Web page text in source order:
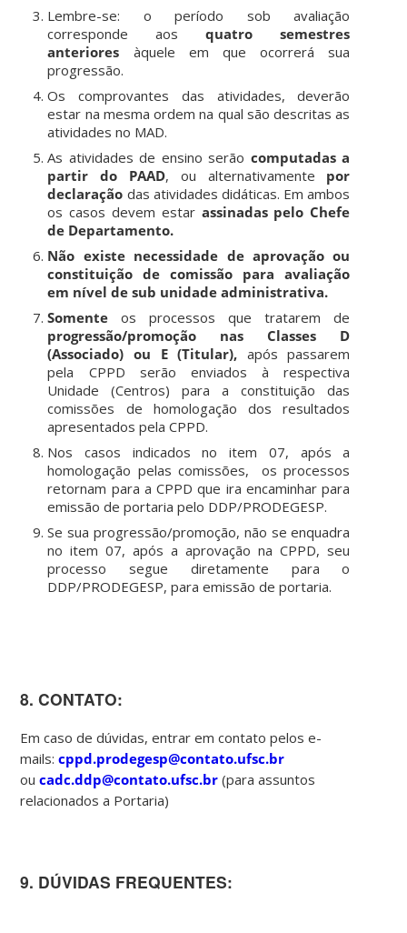
Lembre-se: o período sob avaliação
corresponde aosquatro semestres
anteriores àquele em que ocorrerá sua
progressão.
Os comprovantes das atividades, deverão
estar na mesma ordem na qual são descritas as
atividades no MAD.
As atividades de ensino serão computadas a
partir do PAAD, ou alternativamente por
declaração das atividades didáticas. Em ambos
os casos devem estar assinadas pelo Chefe
de Departamento.
Não existe necessidade de aprovação ou
constituição de comissão para avaliação
em nível de sub unidade administrativa.
Somente os processos que tratarem de
progressão/promoção nas Classes D
(Associado) ou E (Titular), após passarem
pela CPPD serão enviados à respectiva
Unidade (Centros) para a constituição das
comissões de homologação dos resultados
apresentados pela CPPD.
Nos casos indicados no item 07, após a
homologação pelas comissões, os processos
retornam para a CPPD que ira encaminhar para
emissão de portaria pelo DDP/PRODEGESP.
Se sua progressão/promoção, não se enquadra
no item 07, após a aprovação na CPPD, seu
processo segue diretamente para o
DDP/PRODEGESP, para emissão de portaria.
8. CONTATO:
Em caso de dúvidas, entrar em contato pelos e-
mails:cppd.prodegesp@contato.ufsc.br
oucadc.ddp@contato.ufsc.br(para assuntos
relacionados a Portaria)
9. DÚVIDAS FREQUENTES: